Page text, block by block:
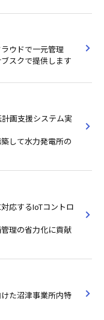
ウドで一元管理
スクで提供します
画支援システム実
して水力発電所の
応するIoTコントロ
理の省力化に貢献
た沼津事業所内特